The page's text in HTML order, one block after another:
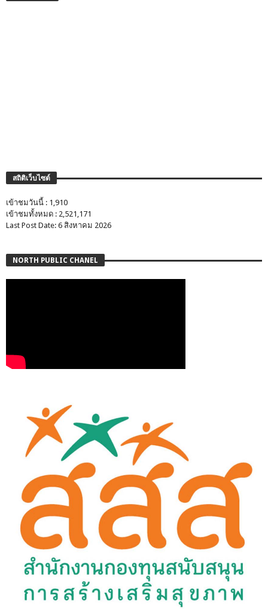
สถิติเว็บไซต์
เข้าชมวันนี้ : 1,910
เข้าชมทั้งหมด : 2,521,171
Last Post Date: 6 สิงหาคม 2026
NORTH PUBLIC CHANEL